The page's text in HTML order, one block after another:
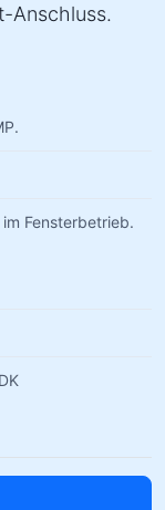
Anschluss.
Fensterbetrieb.